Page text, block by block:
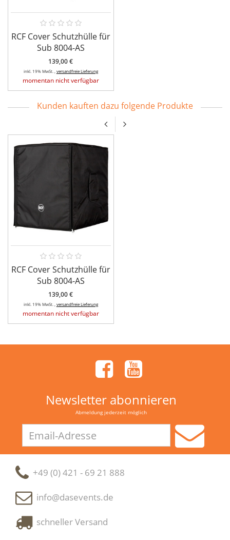
RCF Cover Schutzhülle für
Sub 8004-AS
139,00 €
inkl. 19% MwSt. , versandfreie Lieferung
momentan nicht verfügbar
Kunden kauften dazu folgende Produkte
RCF Cover Schutzhülle für
Sub 8004-AS
139,00 €
inkl. 19% MwSt. , versandfreie Lieferung
momentan nicht verfügbar
Newsletter abonnieren
Abmeldung jederzeit möglich
Adresse
+49 (0) 421 - 69 21 888
info@dasevents.de
schneller Versand